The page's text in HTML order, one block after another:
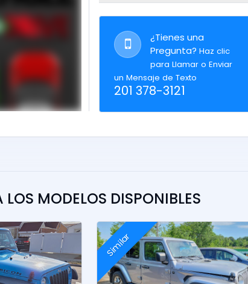
¿Tienes una
Pregunta? Haz clic
para Llamar o Enviar
un Mensaje de Texto
201 378-3121
MODELOS DISPONIBLES
Similar